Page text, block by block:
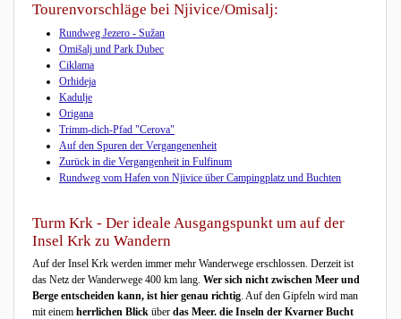
Tourenvorschläge bei Njivice/Omisalj:
Rundweg Jezero - Sužan
Omišalj und Park Dubec
Ciklama
Orhideja
Kadulje
Origana
Trimm-dich-Pfad "Cerova"
Auf den Spuren der Vergangenenheit
Zurück in die Vergangenheit in Fulfinum
Rundweg vom Hafen von Njivice über Campingplatz und Buchten
Turm Krk - Der ideale Ausgangspunkt um auf der
Insel Krk zu Wandern
Auf der Insel Krk werden immer mehr Wanderwege erschlossen. Derzeit ist
das Netz der Wanderwege 400 km lang. Wer sich nicht zwischen Meer und
Berge entscheiden kann, ist hier genau richtig . Auf den Gipfeln wird man
mit einem herrlichen Blick über das Meer. die Inseln der Kvarner Bucht